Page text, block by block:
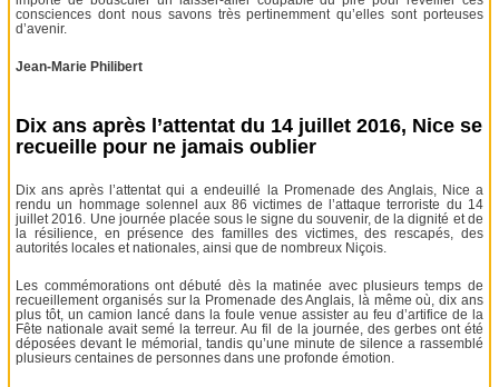
consciences dont nous savons très pertinemment qu’elles sont porteuses
d’avenir.
Jean-Marie Philibert
Dix ans après l’attentat du 14 juillet 2016, Nice se
recueille pour ne jamais oublier
Dix ans après l’attentat qui a endeuillé la Promenade des Anglais, Nice a
rendu un hommage solennel aux 86 victimes de l’attaque terroriste du 14
juillet 2016. Une journée placée sous le signe du souvenir, de la dignité et de
la résilience, en présence des familles des victimes, des rescapés, des
autorités locales et nationales, ainsi que de nombreux Niçois.
Les commémorations ont débuté dès la matinée avec plusieurs temps de
recueillement organisés sur la Promenade des Anglais, là même où, dix ans
plus tôt, un camion lancé dans la foule venue assister au feu d’artifice de la
Fête nationale avait semé la terreur. Au fil de la journée, des gerbes ont été
déposées devant le mémorial, tandis qu’une minute de silence a rassemblé
plusieurs centaines de personnes dans une profonde émotion.